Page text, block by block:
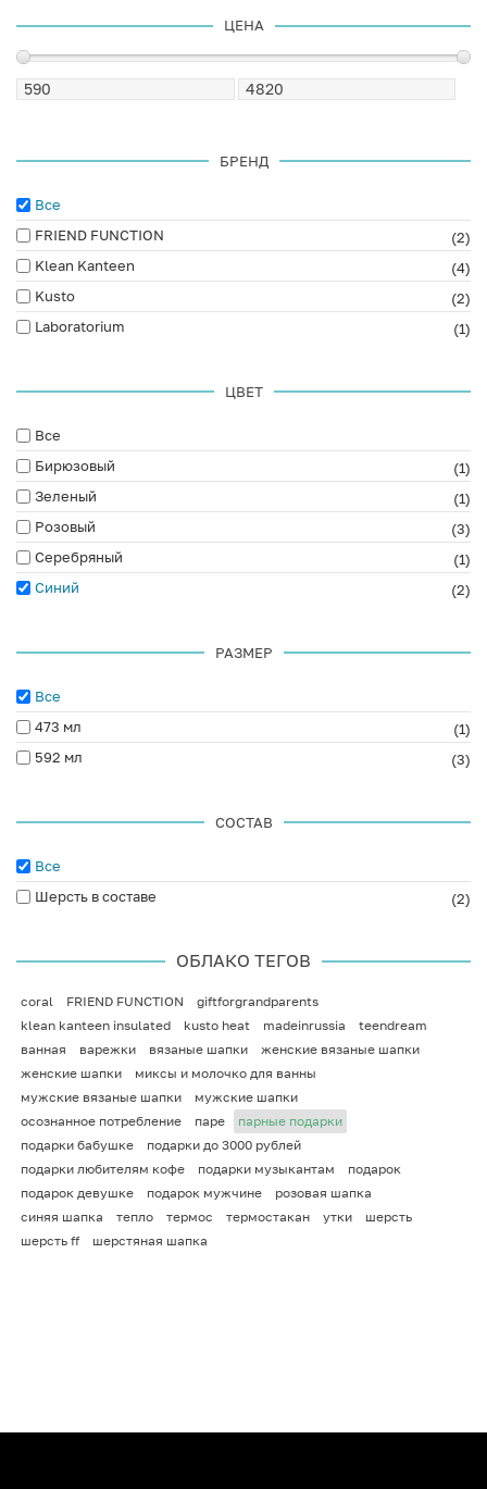
ЦЕНА
БРЕНД
Все
FRIEND FUNCTION
(2)
Klean Kanteen
(4)
Kusto
(2)
Laboratorium
(1)
ЦВЕТ
Все
Бирюзовый
(1)
Зеленый
(1)
Розовый
(3)
Серебряный
(1)
Синий
(2)
РАЗМЕР
Все
473 мл
(1)
592 мл
(3)
СОСТАВ
Все
Шерсть в составе
(2)
ОБЛАКО ТЕГОВ
coral FRIEND FUNCTION
giftforgrandparents
klean kanteen insulated
kusto heat madeinrussia
teendream
ванная
варежки вязаные шапки
женские вязаные шапки
женские шапки
миксы и молочко для ванны
мужские вязаные шапки
мужские шапки
осознанное потребление
паре
парные подарки
подарки бабушке
подарки до 3000 рублей
подарки любителям кофе
подарки музыкантам
подарок
подарок девушке
подарок мужчине
розовая шапка
синяя шапка
тепло термос термостакан утки
шерсть
шерсть ff
шерстяная шапка